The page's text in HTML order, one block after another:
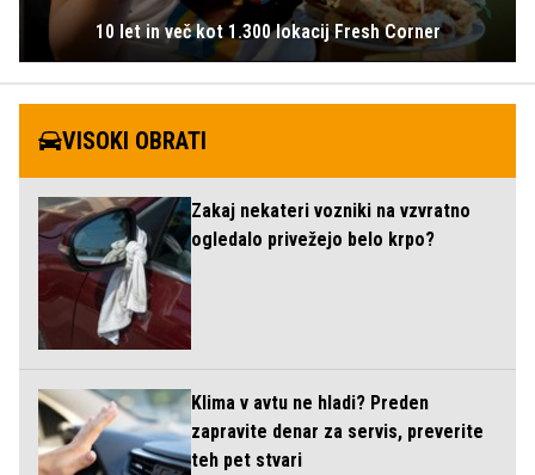
10 let in več kot 1.300 lokacij Fresh Corner
VISOKI OBRATI
Zakaj nekateri vozniki na vzvratno
ogledalo privežejo belo krpo?
Klima v avtu ne hladi? Preden
zapravite denar za servis, preverite
teh pet stvari